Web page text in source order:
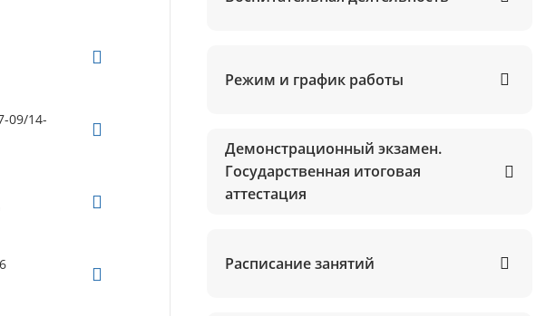
09/14-
Режим и график работы
Демонстрационный экзамен.
Государственная итоговая
аттестация
Расписание занятий